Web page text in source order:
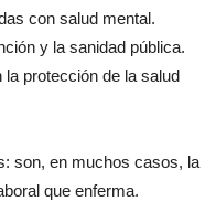
con salud mental.
y la sanidad pública.
protección de la salud
son, en muchos casos, la
que enferma.